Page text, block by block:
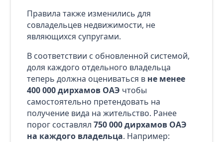
Правила также изменились для
совладельцев недвижимости, не
являющихся супругами.
В соответствии с обновленной системой,
доля каждого отдельного владельца
теперь должна оцениваться в не менее
400 000 дирхамов ОАЭ чтобы
самостоятельно претендовать на
получение вида на жительство. Ранее
порог составлял 750 000 дирхамов ОАЭ
на каждого владельца. Например: